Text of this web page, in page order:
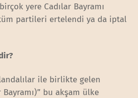
yere Cadılar Bayramı
partileri ertelendi ya da iptal
ile birlikte gelen
Bayramı)” bu akşam ülke